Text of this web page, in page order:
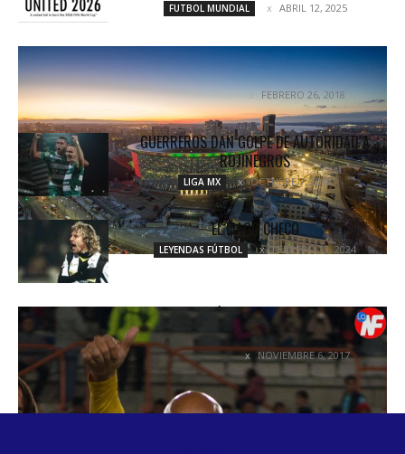
FUTBOL MUNDIAL ABRIL 12, 2025
EKATERIMBURGO ARENA: TODO LO QUE DEBES
SABER
DESTACADOS FEBRERO 26, 2018
GUERREROS DAN GOLPE DE AUTORIDAD A
ROJINEGROS
LIGA MX OCTUBRE 7, 2018
EL MAGO CHECO
LEYENDAS FÚTBOL FEBRERO 13, 2024
AMARGO ADIÓS: PACHUCA SE QUEDA SIN
LIGUILLA
COLUMNETAS NOVIEMBRE 6, 2017